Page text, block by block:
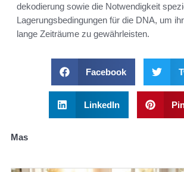
dekodierung sowie die Notwendigkeit
Lagerungsbedingungen für die DNA, um
lange Zeiträume zu gewährleisten.
Facebook
LinkedIn
Mas